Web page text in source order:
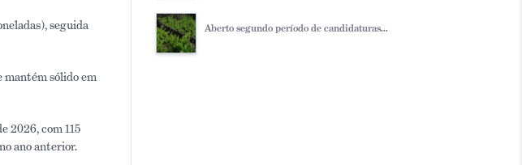
seguida
mantém sólido em
2026, com 115
ano anterior.
Aberto segundo período de candidaturas...